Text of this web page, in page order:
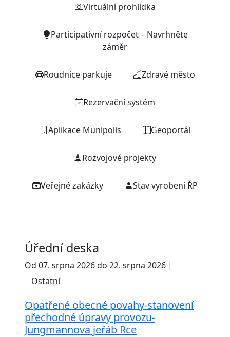
Virtuální prohlídka
Participativní rozpočet – Navrhněte
záměr
Roudnice parkuje Zdravé město
Rezervační systém
Aplikace Munipolis Geoportál
Rozvojové projekty
Veřejné zakázky Stav vyrobení ŘP
Úřední deska
Od 07. srpna 2026 do 22. srpna 2026 |
Ostatní
Opatřené obecné povahy-stanovení
přechodné úpravy provozu-
Jungmannova jeřáb Rce